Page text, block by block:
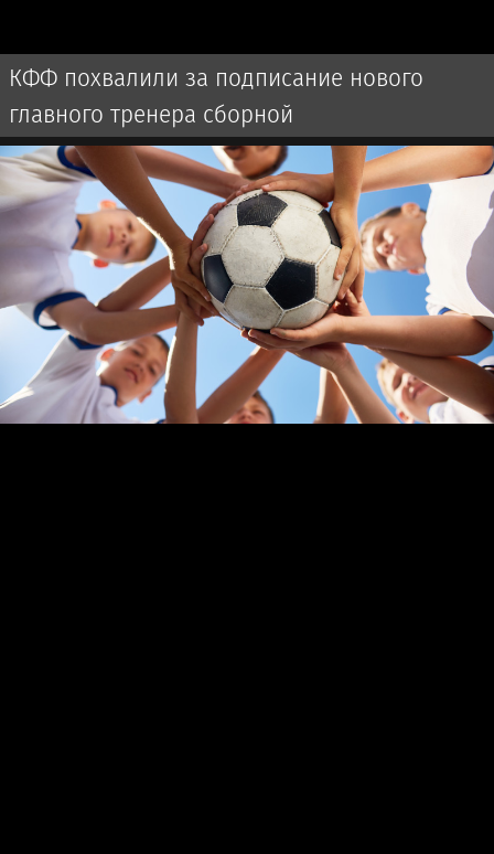
КФФ похвалили за подписание нового
главного тренера сборной